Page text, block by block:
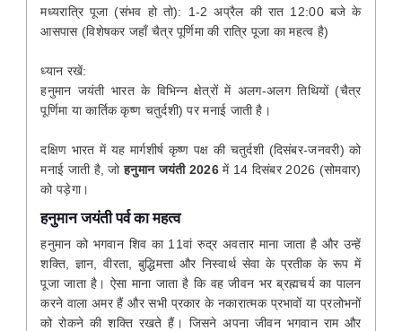
मध्यरात्रि पूजा (संभव हो तो): 1-2 अप्रैल की रात 12:00 बजे के
आसपास (विशेषकर जहाँ चैत्र पूर्णिमा की रात्रि पूजा का महत्व है)
ध्यान रखें:
हनुमान जयंती भारत के विभिन्न क्षेत्रों में अलग-अलग तिथियों (चैत्र
पूर्णिमा या कार्तिक कृष्ण चतुर्दशी) पर मनाई जाती है।
दक्षिण भारत में यह मार्गशीर्ष कृष्ण पक्ष की चतुर्दशी (दिसंबर-जनवरी) को
मनाई जाती है, जोहनुमान जयंती 2026में 14 दिसंबर 2026 (सोमवार)
कोपड़ेगा।
हनुमान जयंती पर्व का महत्व
हनुमान को भगवान शिव का 11वां रुद्र अवतार माना जाता है और उन्हें
शक्ति, ज्ञान, वीरता, बुद्धिमत्ता और निस्वार्थ सेवा के प्रतीक के रूप में
पूजा जाता है। ऐसा माना जाता है कि वह जीवन भर ब्रह्मचर्य का पालन
करने वाला अमर हैं और सभी प्रकार के नकारात्मक प्रभावों या प्रलोभनों
को रोकने की शक्ति रखते हैं। जिसने अपना जीवन भगवान राम और